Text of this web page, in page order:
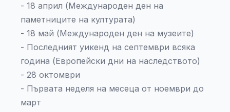
- 18 април (Международен ден на
паметниците на културата)
- 18 май (Международен ден на музеите)
- Последният уикенд на септември всяка
година (Европейски дни на наследството)
- 28 октомври
- Първата неделя на месеца от ноември до
март